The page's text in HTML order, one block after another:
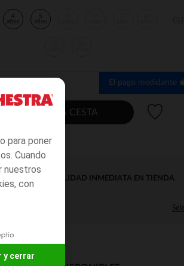
para poner
Cuando
nuestros
con
y cerrar
4
años
5
años
El pago medidante
AÑADIR A LA CESTA
DISPONIBILIDAD INMEDIATA EN TIENDA